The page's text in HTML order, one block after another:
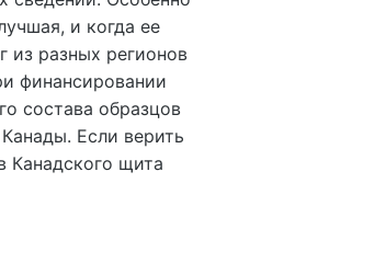
и когда ее
из разных регионов
финансировании
состава образцов
Если верить
Канадского щита